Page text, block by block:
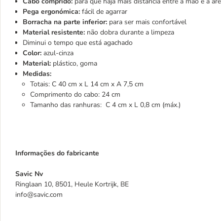
Pega ergonómica: fácil de agarrar
Borracha na parte inferior: para ser mais confortável
Material resistente: não dobra durante a limpeza
Diminui o tempo que está agachado
Color: azul-cinza
Material: plástico, goma
Medidas:
Totais: C 40 cm x L 14 cm x A 7,5 cm
Comprimento do cabo: 24 cm
Tamanho das ranhuras: C 4 cm x L 0,8 cm (máx.)
Informações do fabricante
Savic Nv
Ringlaan 10, 8501, Heule Kortrijk, BE
info@savic.com